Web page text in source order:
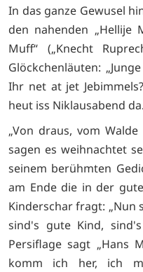
In das ganze Gewusel
den nahenden „Hellije
Muff“ („Knecht
Glöckchenläuten:
Ihr net at jet
heut iss Niklausabend
„Von draus, vom
sagen es weihnachtet
seinem berühmten
am Ende die in der
Kinderschar fragt: „Nun
sind's gute Kind,
Persiflage sagt „Hans
komm ich her, ich